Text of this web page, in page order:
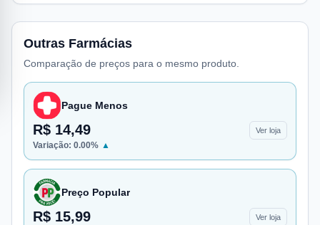
Outras Farmácias
Comparação de preços para o mesmo produto.
Pague Menos
R$ 14,49 Ver loja
Variação: 0.00% ▲
Preço Popular
R$ 15,99 Ver loja